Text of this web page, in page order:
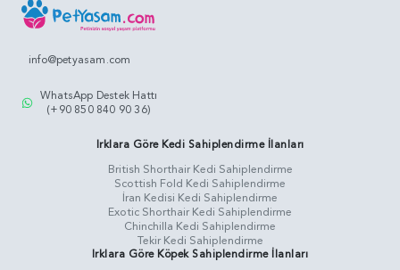
info@petyasam.com
WhatsApp Destek Hattı
(+90 850 840 90 36)
Irklara Göre Kedi Sahiplendirme İlanları
British Shorthair Kedi Sahiplendirme
Scottish Fold Kedi Sahiplendirme
İran Kedisi Kedi Sahiplendirme
Exotic Shorthair Kedi Sahiplendirme
Chinchilla Kedi Sahiplendirme
Tekir Kedi Sahiplendirme
Irklara Göre Köpek Sahiplendirme İlanları